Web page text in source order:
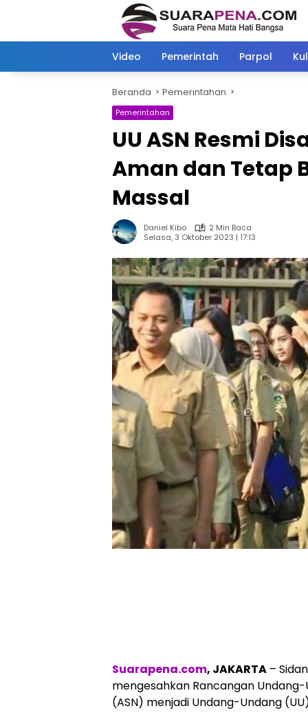
Video Pemerintah Parpol
Beranda Pemerintahan
Pemerintahan
UU ASN Resmi
Aman dan Tetap
Massal
Daniel Kibo
2 Min Baca
Selasa, 3 Oktober 2023 | 17:13
Suarapena.com, JAKARTA –
mengesahkan Rancangan
(ASN) menjadi Undang-Undang